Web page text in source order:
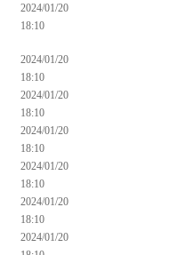
2024/01/20
18:10
2024/01/20
18:10
2024/01/20
18:10
2024/01/20
18:10
2024/01/20
18:10
2024/01/20
18:10
2024/01/20